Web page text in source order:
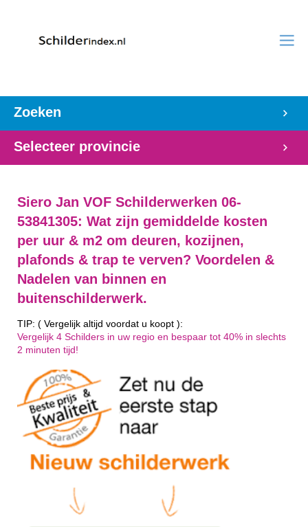
Zoeken
Selecteer provincie
Siero Jan VOF Schilderwerken 06-
53841305: Wat zijn gemiddelde kosten
per uur & m2 om deuren, kozijnen,
plafonds & trap te verven? Voordelen &
Nadelen van binnen en
buitenschilderwerk.
TIP: ( Vergelijk altijd voordat u koopt ):
Vergelijk 4 Schilders in uw regio en bespaar tot 40% in slechts
2 minuten tijd!